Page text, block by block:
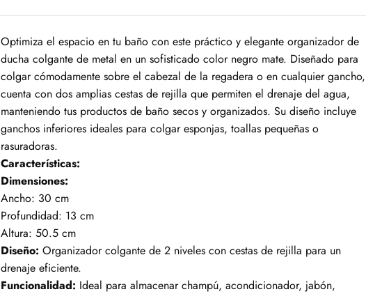
Optimiza el espacio en tu baño con este práctico y elegante organizador de
ducha colgante de metal en un sofisticado color negro mate. Diseñado para
colgar cómodamente sobre el cabezal de la regadera o en cualquier gancho,
cuenta con dos amplias cestas de rejilla que permiten el drenaje del agua,
manteniendo tus productos de baño secos y organizados. Su diseño incluye
ganchos inferiores ideales para colgar esponjas, toallas pequeñas o
rasuradoras.
Características:
Dimensiones:
Ancho: 30 cm
Profundidad: 13 cm
Altura: 50.5 cm
Diseño: Organizador colgante de 2 niveles con cestas de rejilla para un
drenaje eficiente.
Funcionalidad: Ideal para almacenar champú, acondicionador, jabón,